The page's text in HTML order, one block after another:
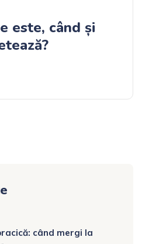
este, când și
când mergi la